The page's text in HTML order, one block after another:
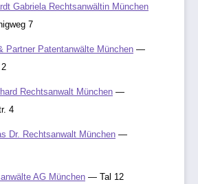
Gabriela Rechtsanwältin München
7
Partner Patentanwälte München —
Rechtsanwalt München —
4
Dr. Rechtsanwalt München —
AG München — Tal 12